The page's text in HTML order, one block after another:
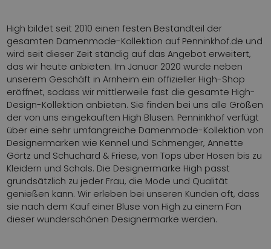
High bildet seit 2010 einen festen Bestandteil der
gesamten Damenmode-Kollektion auf Penninkhof.de und
wird seit dieser Zeit ständig auf das Angebot erweitert,
das wir heute anbieten. Im Januar 2020 wurde neben
unserem Geschäft in Arnheim ein offizieller High-Shop
eröffnet, sodass wir mittlerweile fast die gesamte High-
Design-Kollektion anbieten. Sie finden bei uns alle Größen
der von uns eingekauften High Blusen. Penninkhof verfügt
über eine sehr umfangreiche Damenmode-Kollektion von
Designermarken wie Kennel und Schmenger, Annette
Görtz und Schuchard & Friese, von Tops über Hosen bis zu
Kleidern und Schals. Die Designermarke High passt
grundsätzlich zu jeder Frau, die Mode und Qualität
genießen kann. Wir erleben bei unseren Kunden oft, dass
sie nach dem Kauf einer Bluse von High zu einem Fan
dieser wunderschönen Designermarke werden.